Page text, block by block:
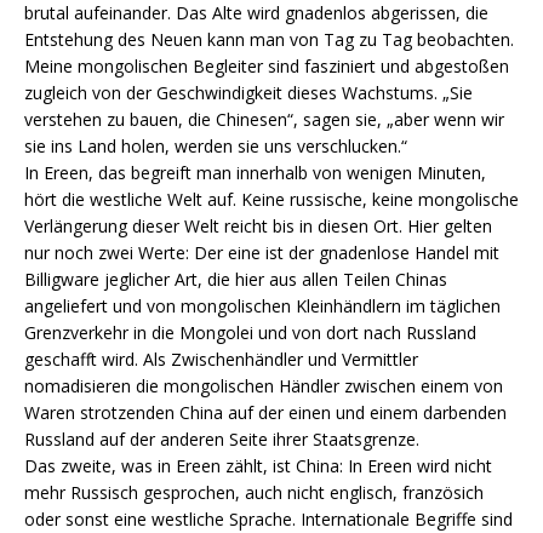
brutal aufeinander. Das Alte wird gnadenlos abgerissen, die
Entstehung des Neuen kann man von Tag zu Tag beobachten.
Meine mongolischen Begleiter sind fasziniert und abgestoßen
zugleich von der Geschwindigkeit dieses Wachstums. „Sie
verstehen zu bauen, die Chinesen“, sagen sie, „aber wenn wir
sie ins Land holen, werden sie uns verschlucken.“
In Ereen, das begreift man innerhalb von wenigen Minuten,
hört die westliche Welt auf. Keine russische, keine mongolische
Verlängerung dieser Welt reicht bis in diesen Ort. Hier gelten
nur noch zwei Werte: Der eine ist der gnadenlose Handel mit
Billigware jeglicher Art, die hier aus allen Teilen Chinas
angeliefert und von mongolischen Kleinhändlern im täglichen
Grenzverkehr in die Mongolei und von dort nach Russland
geschafft wird. Als Zwischenhändler und Vermittler
nomadisieren die mongolischen Händler zwischen einem von
Waren strotzenden China auf der einen und einem darbenden
Russland auf der anderen Seite ihrer Staatsgrenze.
Das zweite, was in Ereen zählt, ist China: In Ereen wird nicht
mehr Russisch gesprochen, auch nicht englisch, französich
oder sonst eine westliche Sprache. Internationale Begriffe sind